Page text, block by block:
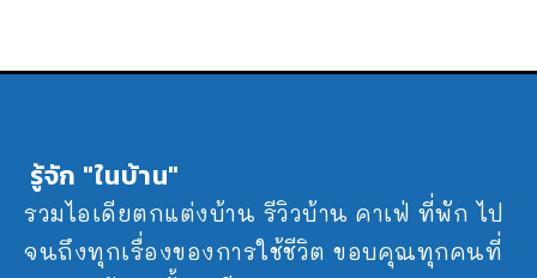
รู้จัก "ในบ้าน"
รวมไอเดียตกแต่งบ้าน รีวิวบ้าน คาเฟ่ ที่พัก ไป
จนถึงทุกเรื่องของการใช้ชีวิต ขอบคุณทุกคนที่